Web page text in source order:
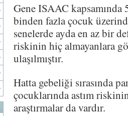
Gene ISAAC
binden fazla çocuk
senelerde ayda en az bir
riskinin hiç almayanlara
ulaşılmıştır.
Hatta gebeliği sırasında
çocuklarında astım
araştırmalar da vardır.